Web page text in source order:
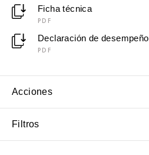
Ficha técnica
PDF
Declaración de desempeño
PDF
Acciones
Filtros